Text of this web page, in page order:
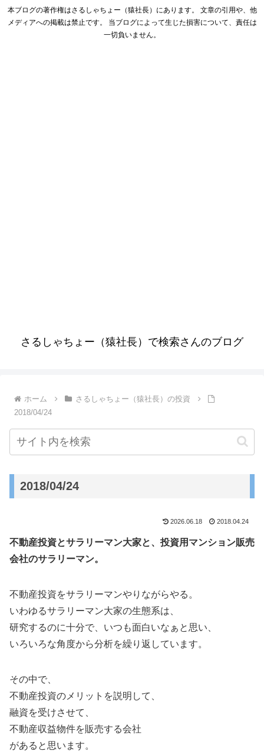
本ブログの著作権はさるしゃちょー（猿社長）にあります。 文章の引用や、他
メディアへの掲載は禁止です。 当ブログによって生じた損害について、責任は
一切負いません。
さるしゃちょー（猿社長）で検索さんのブログ
ホーム
さるしゃちょー（猿社長）の投資
2018/04/24
2018/04/24
2026.06.18 2018.04.24
不動産投資とサラリーマン大家と、投資用マンション販売
会社のサラリーマン。
不動産投資をサラリーマンやりながらやる。
いわゆるサラリーマン大家の生態系は、
研究するのに十分で、いつも面白いなぁと思い、
いろいろな角度から分析を繰り返しています。
その中で、
不動産投資のメリットを説明して、
融資を受けさせて、
不動産収益物件を販売する会社
があると思います。